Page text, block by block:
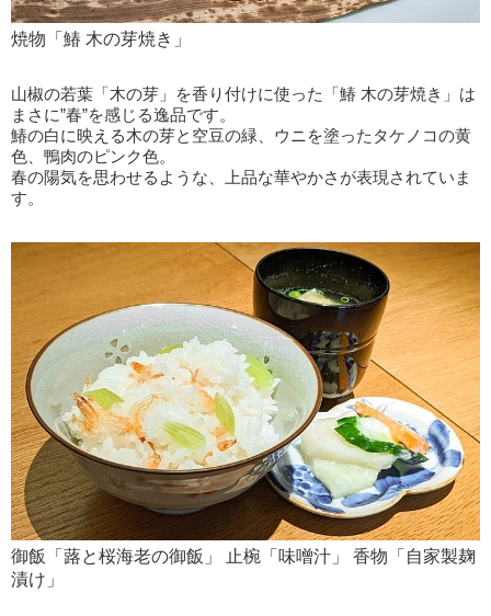
焼物「鰆 木の芽焼き」
山椒の若葉「木の芽」を香り付けに使った「鰆 木の芽焼き」は
まさに”春”を感じる逸品です。
鰆の白に映える木の芽と空豆の緑、ウニを塗ったタケノコの黄
色、鴨肉のピンク色。
春の陽気を思わせるような、上品な華やかさが表現されていま
す。
御飯「蕗と桜海老の御飯」 止椀「味噌汁」 香物「自家製麹
漬け」